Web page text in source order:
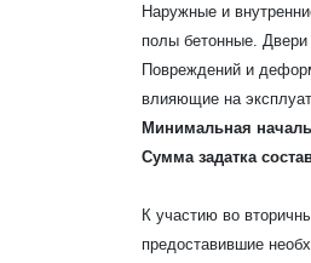
Наружные и
полы бетонные. Двери
Повреждений и
влияющие на
Минимальная
Сумма задатка
К участию во
предоставившие